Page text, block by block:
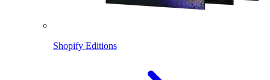
Shopify Editions